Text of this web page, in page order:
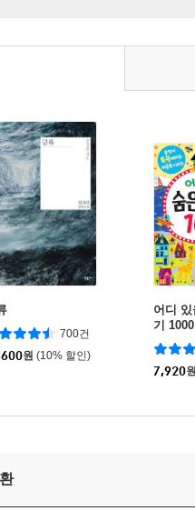
700건
원 (10% 할인)
어디
기 1000
7,920원